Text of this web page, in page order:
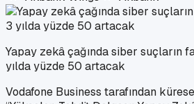
Yapay zekâ çağında siber suçların
yılda yüzde 50 artacak
Vodafone Business tarafından